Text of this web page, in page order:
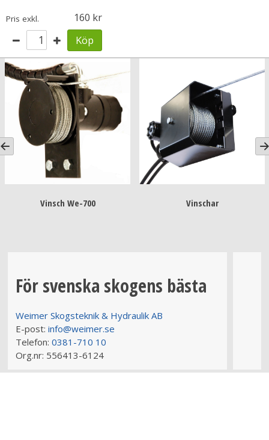
Pris exkl.
160
Köp
Vinsch We-700 Vinschar
För svenska skogens bästa
Weimer Skogsteknik & Hydraulik AB
E-post: info@weimer.se
Telefon: 0381-710 10
Org.nr: 556413-6124